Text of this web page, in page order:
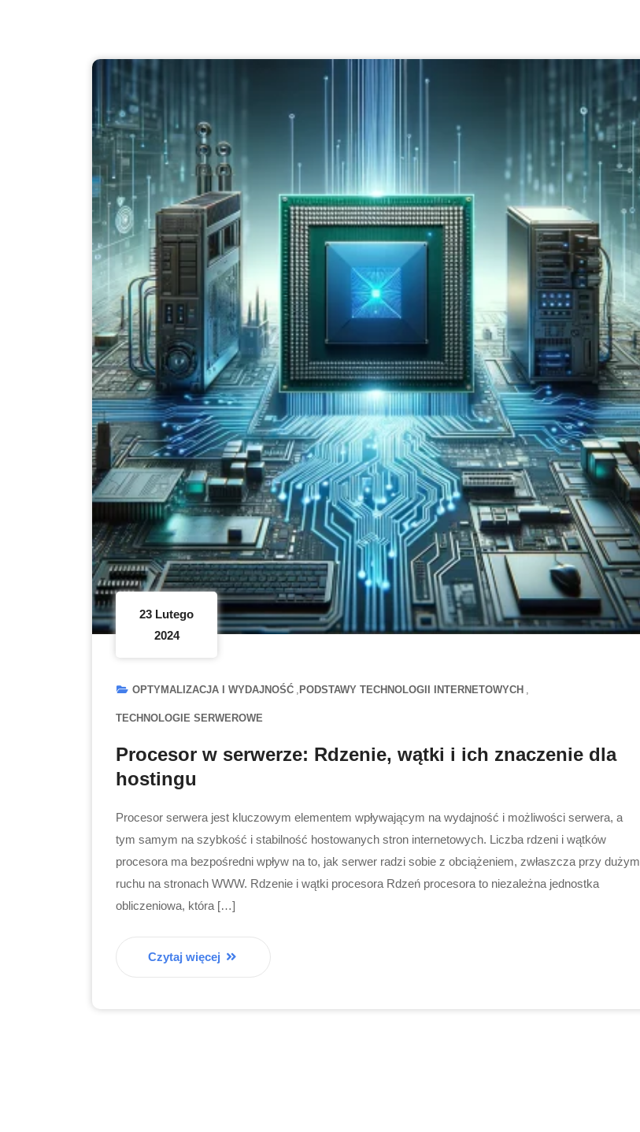
23 Lutego
2024
OPTYMALIZACJA I WYDAJNOŚĆ PODSTAWY TECHNOLOGII INTERNETOWYCH
TECHNOLOGIE SERWEROWE
Procesor w serwerze: Rdzenie, wątki i ich znaczenie dla
hostingu
Procesor serwera jest kluczowym elementem wpływającym na wydajność i możliwości serwera, a
tym samym na szybkość i stabilność hostowanych stron internetowych. Liczba rdzeni i wątków
procesora ma bezpośredni wpływ na to, jak serwer radzi sobie z obciążeniem, zwłaszcza przy dużym
ruchu na stronach WWW. Rdzenie i wątki procesora Rdzeń procesora to niezależna jednostka
obliczeniowa, która […]
Czytaj więcej